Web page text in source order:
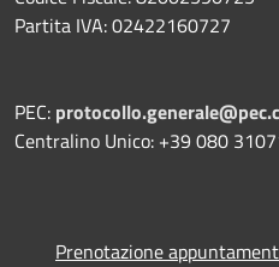
Partita IVA: 02422160727
PEC:
Centralino Unico: +39 080
Prenotazione